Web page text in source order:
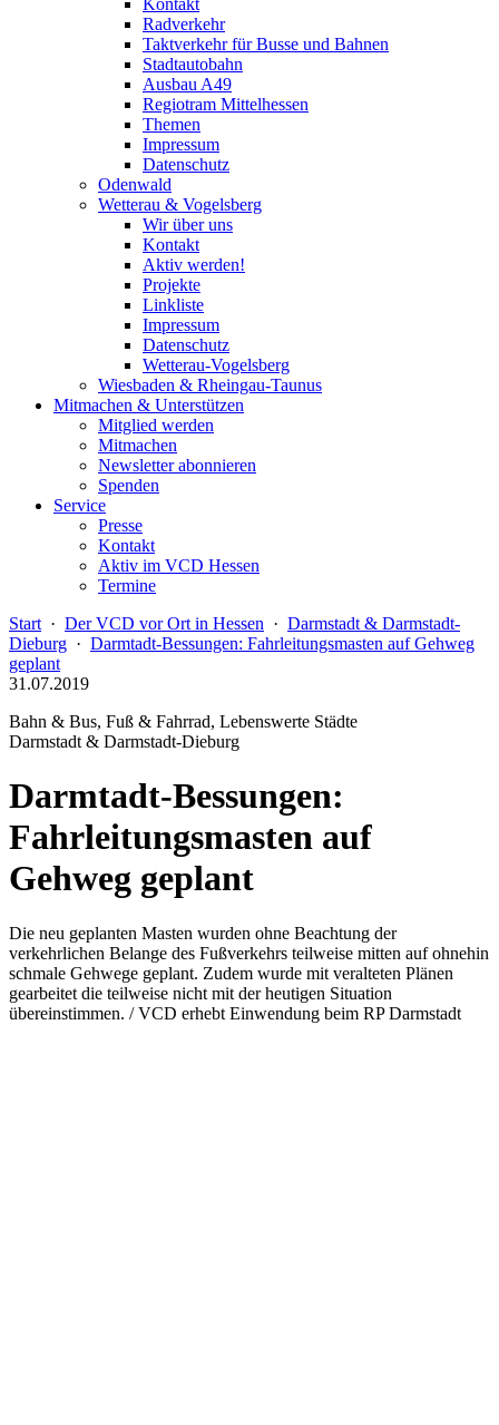
Kontakt
Radverkehr
Taktverkehr für Busse und Bahnen
Stadtautobahn
Ausbau A49
Regiotram Mittelhessen
Themen
Impressum
Datenschutz
Odenwald
Wetterau & Vogelsberg
Wir über uns
Kontakt
Aktiv werden!
Projekte
Linkliste
Impressum
Datenschutz
Wetterau-Vogelsberg
Wiesbaden & Rheingau-Taunus
Mitmachen & Unterstützen
Mitglied werden
Mitmachen
Newsletter abonnieren
Spenden
Service
Presse
Kontakt
Aktiv im VCD Hessen
Termine
Start · Der VCD vor Ort in Hessen · Darmstadt & Darmstadt-
Dieburg · Darmtadt-Bessungen: Fahrleitungsmasten auf Gehweg
geplant
31.07.2019
Bahn & Bus, Fuß & Fahrrad, Lebenswerte Städte
Darmstadt & Darmstadt-Dieburg
Darmtadt-Bessungen:
Fahrleitungsmasten auf
Gehweg geplant
Die neu geplanten Masten wurden ohne Beachtung der
verkehrlichen Belange des Fußverkehrs teilweise mitten auf ohnehin
schmale Gehwege geplant. Zudem wurde mit veralteten Plänen
gearbeitet die teilweise nicht mit der heutigen Situation
übereinstimmen. / VCD erhebt Einwendung beim RP Darmstadt